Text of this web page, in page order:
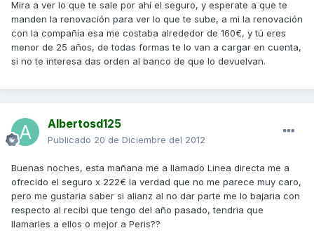
Mira a ver lo que te sale por ahí el seguro, y esperate a que te
manden la renovación para ver lo que te sube, a mi la renovación
con la compañía esa me costaba alrededor de 160€, y tú eres
menor de 25 años, de todas formas te lo van a cargar en cuenta,
si no te interesa das orden al banco de que lo devuelvan.
Albertosd125
Publicado 20 de Diciembre del 2012
Buenas noches, esta mañana me a llamado Linea directa me a
ofrecido el seguro x 222€ la verdad que no me parece muy caro,
pero me gustaria saber si alianz al no dar parte me lo bajaria con
respecto al recibi que tengo del año pasado, tendria que
llamarles a ellos o mejor a Peris??